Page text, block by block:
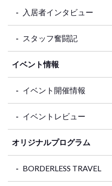
入居者インタビュー
スタッフ奮闘記
イベント情報
イベント開催情報
イベントレビュー
オリジナルプログラム
BORDERLESS TRAVEL